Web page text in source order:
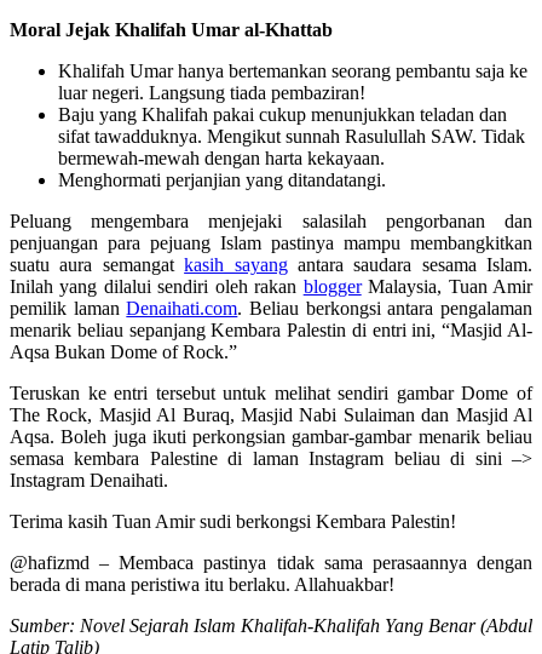
Moral Jejak Khalifah Umar al-Khattab
Khalifah Umar hanya bertemankan seorang pembantu saja ke
luar negeri. Langsung tiada pembaziran!
Baju yang Khalifah pakai cukup menunjukkan teladan dan
sifat tawadduknya. Mengikut sunnah Rasulullah SAW. Tidak
bermewah-mewah dengan harta kekayaan.
Menghormati perjanjian yang ditandatangi.
Peluang mengembara menjejaki salasilah pengorbanan dan
penjuangan para pejuang Islam pastinya mampu membangkitkan
suatu aura semangatkasih sayangantara saudara sesama Islam.
Inilah yang dilalui sendiri oleh rakan bloggerMalaysia, Tuan Amir
pemilik lamanDenaihati.com. Beliau berkongsi antara pengalaman
menarik beliau sepanjang Kembara Palestin di entri ini, “Masjid Al-
Aqsa Bukan Dome of Rock.”
Teruskan ke entri tersebut untuk melihat sendiri gambar Dome of
The Rock, Masjid Al Buraq, Masjid Nabi Sulaiman dan Masjid Al
Aqsa. Boleh juga ikuti perkongsian gambar-gambar menarik beliau
semasa kembara Palestine di laman Instagram beliau di sini –>
Instagram Denaihati.
Terima kasih Tuan Amir sudi berkongsi Kembara Palestin!
@hafizmd – Membaca pastinya tidak sama perasaannya dengan
berada di mana peristiwa itu berlaku. Allahuakbar!
Sumber: Novel Sejarah Islam Khalifah-Khalifah Yang Benar (Abdul
Latip Talib)